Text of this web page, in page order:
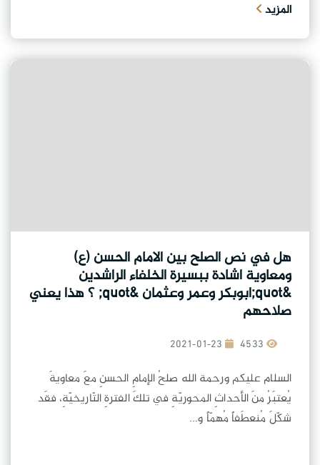
المزيد
هل في نص الصلح بين الامام الحسن (ع)
ومعاوية اشادة ببسيرة الخلفاء الراشدين
&quot;ابوبكر وعمر وعثمان &quot; ؟ هذا يعني
صلاحهم
2021-01-23
السلام عليكم ورحمة الله صلحُ الإمامِ الحسنِ معَ معاويةَ
يُعتبَرُ منَ الأحداثِ المحوريّةِ في تلكَ الفترةِ التّاريخيّةِ، فقَد
شكّلَ مُنعطَفاً مُهمّاً و...